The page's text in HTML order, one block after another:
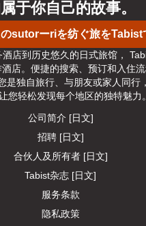
のsutorーriを纺ぐ旅をTabist
于你自己的故事。
店到历史悠久的日式旅馆，
店。便捷的搜索、预订和入住
是独自旅行、与朋友或家人同行
您轻松发现每个地区的独特魅力。
公司简介 [日文]
招聘 [日文]
合伙人及所有者 [日文]
Tabist杂志 [日文]
服务条款
隐私政策